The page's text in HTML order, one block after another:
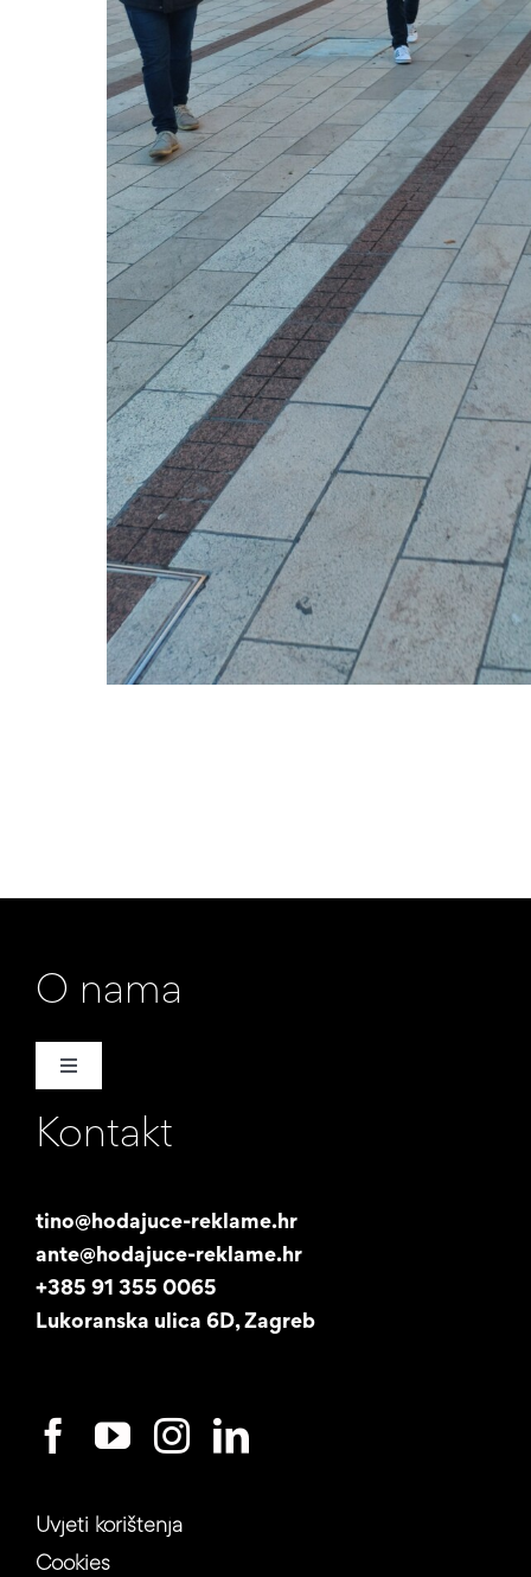
O nama
Toggle
Naša priča
Studentski posao
Kontakt
tino@hodajuce-reklame.hr
ante@hodajuce-reklame.hr
+385 91 355 0065
Lukoranska ulica 6D, Zagreb
Uvjeti korištenja
Cookies